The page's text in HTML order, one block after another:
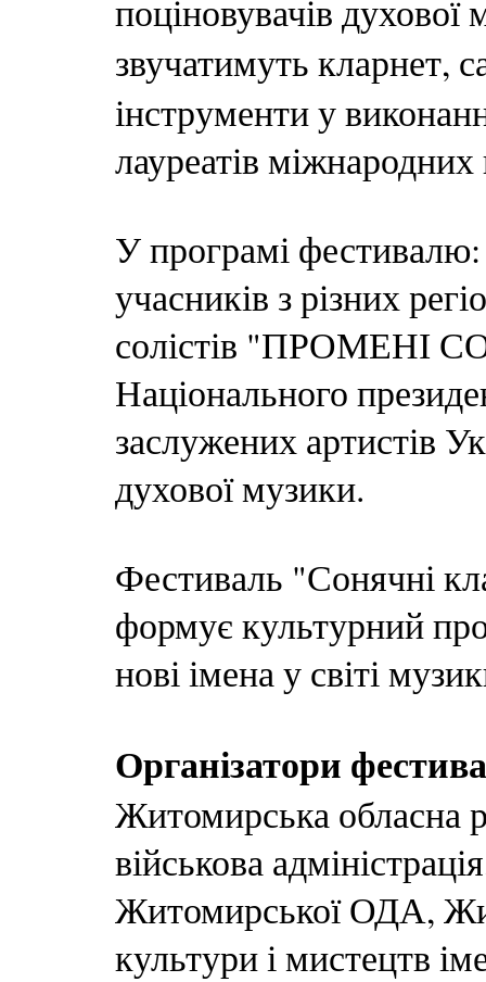
поціновувачів
звучатимуть кларнет,
інструменти у
лауреатів міжнародних
У програмі
учасників з різних
солістів "ПРОМЕНІ
Національного
заслужених артистів
духової музики.
Фестиваль "Сонячні
формує культурний
нові імена у світі
Організатори
Житомирська обласна
військова
Житомирської ОДА,
культури і мистецтв